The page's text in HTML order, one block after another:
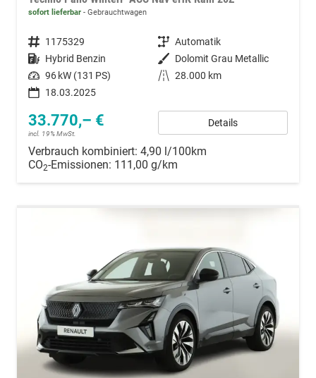
sofort lieferbar Gebrauchtwagen
Fahrzeugnummer 1175329 Getriebe Automatik
Kraftstoff Hybrid Benzin Außenfarbe Dolomit Grau Metallic
Leistung 96 kW (131 PS) Kilometerstand 28.000 km
18.03.2025
33.770,– €
incl. 19% MwSt.
Details
Verbrauch kombiniert: 4,90 l/100km
CO2-Emissionen: 111,00 g/km